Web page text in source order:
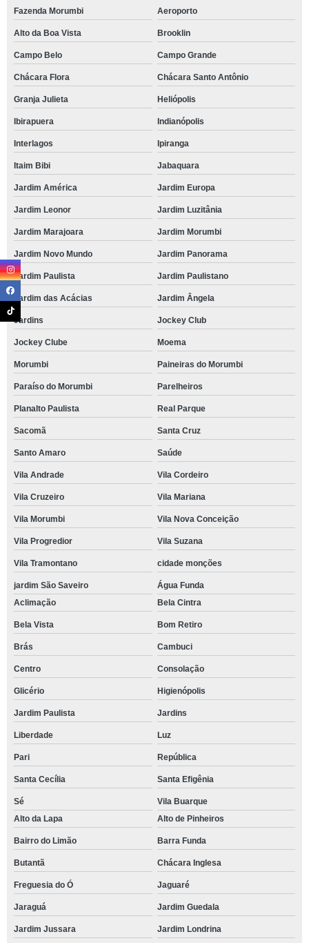
Fazenda Morumbi Aeroporto
Alto da Boa Vista Brooklin
Campo Belo Campo Grande
Chácara Flora Chácara Santo Antônio
Granja Julieta Heliópolis
Ibirapuera Indianópolis
Interlagos Ipiranga
Itaim Bibi Jabaquara
Jardim América Jardim Europa
Jardim Leonor Jardim Luzitânia
Jardim Marajoara Jardim Morumbi
Jardim Novo Mundo Jardim Panorama
Jardim Paulista Jardim Paulistano
Jardim das Acácias Jardim Ângela
Jardins Jockey Club
Jockey Clube Moema
Morumbi Paineiras do Morumbi
Paraíso do Morumbi Parelheiros
Planalto Paulista Real Parque
Sacomã Santa Cruz
Santo Amaro Saúde
Vila Andrade Vila Cordeiro
Vila Cruzeiro Vila Mariana
Vila Morumbi Vila Nova Conceição
Vila Progredior Vila Suzana
Vila Tramontano cidade monções
jardim São Saveiro
Água Funda
Aclimação
Bela Cintra
Bela Vista Bom Retiro
Brás Cambuci
Centro Consolação
Glicério Higienópolis
Jardim Paulista Jardins
Liberdade Luz
Pari República
Santa Cecília Santa Efigênia
Sé
Vila Buarque
Alto da Lapa
Alto de Pinheiros
Bairro do Limão Barra Funda
Butantã Chácara Inglesa
Freguesia do Ó Jaguaré
Jaraguá Jardim Guedala
Jardim Jussara Jardim Londrina